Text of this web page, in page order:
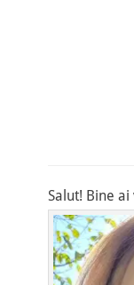
Salut! Bine ai